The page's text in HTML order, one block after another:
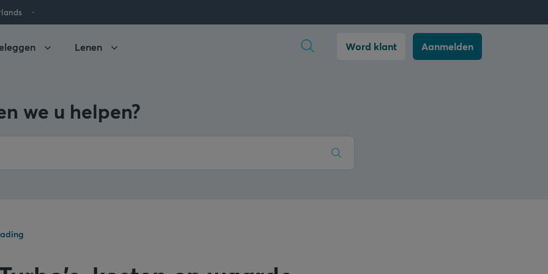
Lenen Word klant Aanmelden
we u helpen?